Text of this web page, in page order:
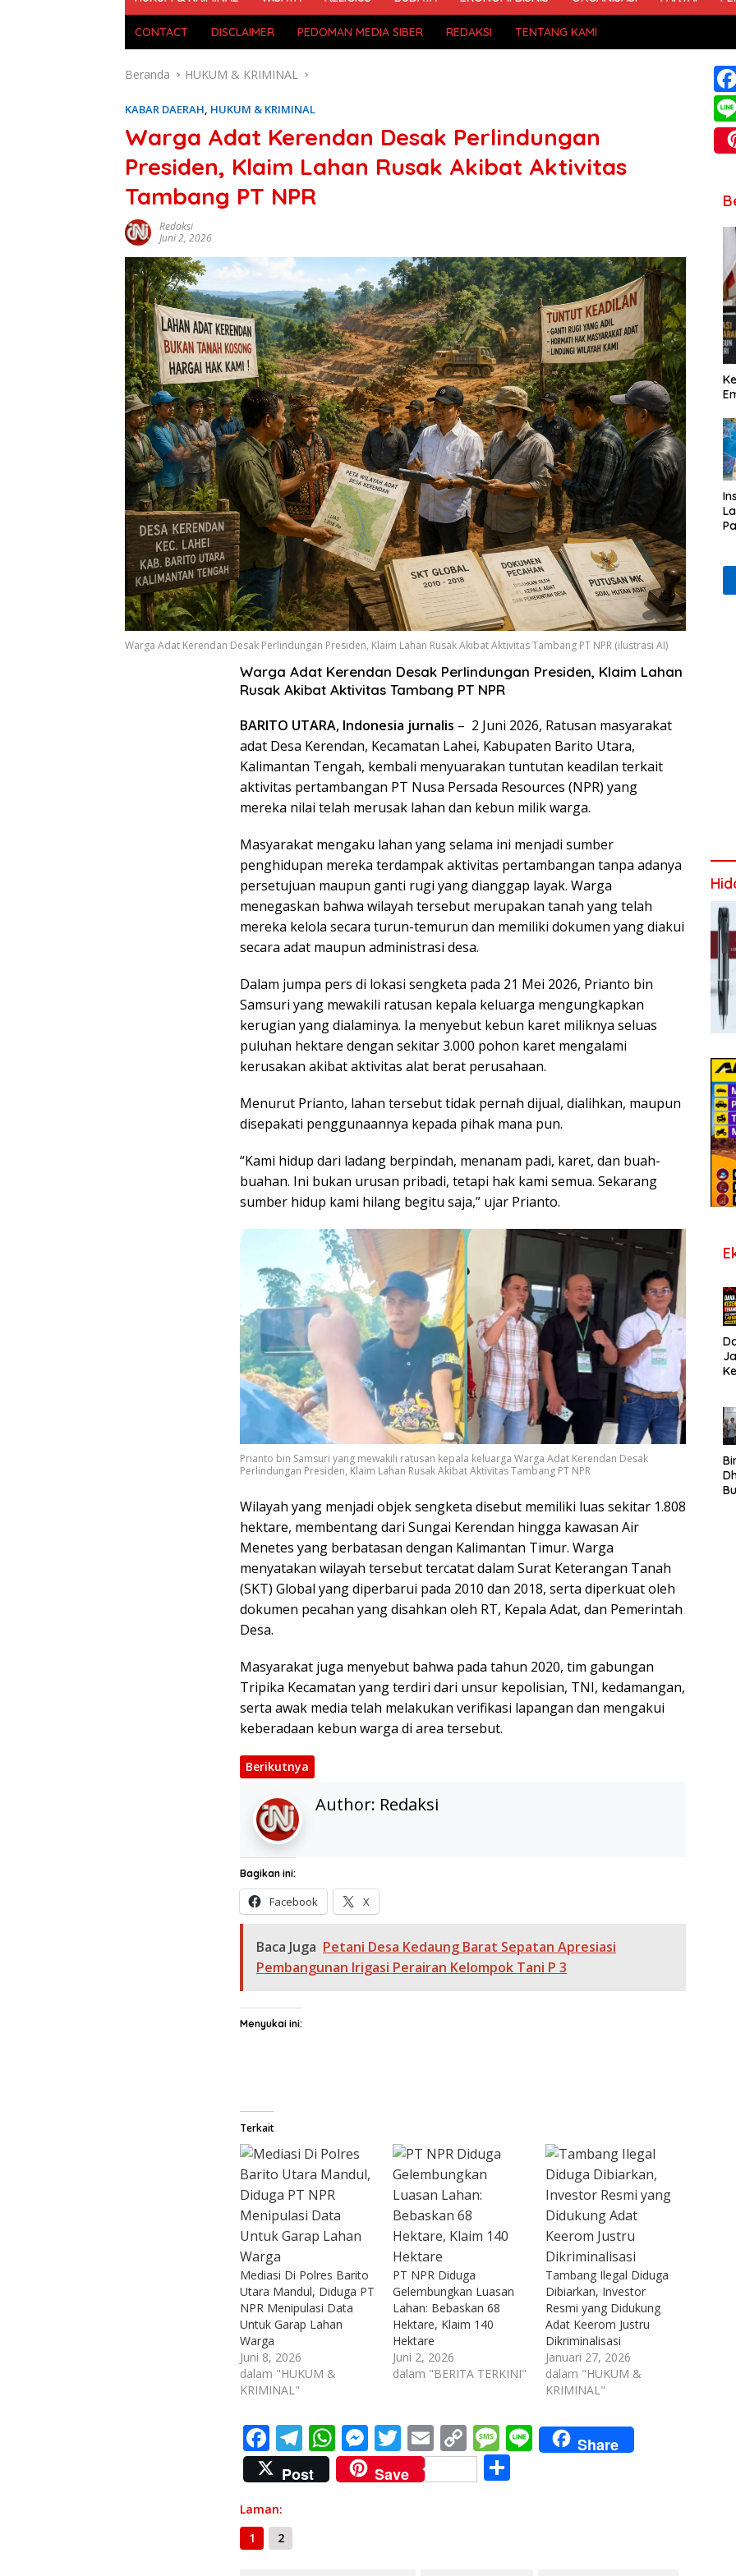
CONTACT DISCLAIMER PEDOMAN MEDIA SIBER REDAKSI TENTANG KAMI
Beranda HUKUM & KRIMINAL
KABAR DAERAH, HUKUM & KRIMINAL
Warga Adat Kerendan Desak Perlindungan
Presiden, Klaim Lahan Rusak Akibat Aktivitas
Tambang PT NPR
Redaksi
Juni 2, 2026
Warga Adat Kerendan Desak Perlindungan Presiden, Klaim Lahan Rusak Akibat Aktivitas Tambang PT NPR (ilustrasi AI)
Warga Adat Kerendan Desak Perlindungan Presiden, Klaim Lahan
Rusak Akibat Aktivitas Tambang PT NPR
BARITO UTARA, Indonesia jurnalis – 2 Juni 2026, Ratusan masyarakat
adat Desa Kerendan, Kecamatan Lahei, Kabupaten Barito Utara,
Kalimantan Tengah, kembali menyuarakan tuntutan keadilan terkait
aktivitas pertambangan PT Nusa Persada Resources (NPR) yang
mereka nilai telah merusak lahan dan kebun milik warga.
Masyarakat mengaku lahan yang selama ini menjadi sumber
penghidupan mereka terdampak aktivitas pertambangan tanpa adanya
persetujuan maupun ganti rugi yang dianggap layak. Warga
menegaskan bahwa wilayah tersebut merupakan tanah yang telah
mereka kelola secara turun-temurun dan memiliki dokumen yang diakui
secara adat maupun administrasi desa.
Dalam jumpa pers di lokasi sengketa pada 21 Mei 2026, Prianto bin
Samsuri yang mewakili ratusan kepala keluarga mengungkapkan
kerugian yang dialaminya. Ia menyebut kebun karet miliknya seluas
puluhan hektare dengan sekitar 3.000 pohon karet mengalami
kerusakan akibat aktivitas alat berat perusahaan.
Menurut Prianto, lahan tersebut tidak pernah dijual, dialihkan, maupun
disepakati penggunaannya kepada pihak mana pun.
“Kami hidup dari ladang berpindah, menanam padi, karet, dan buah-
buahan. Ini bukan urusan pribadi, tetapi hak kami semua. Sekarang
sumber hidup kami hilang begitu saja,” ujar Prianto.
Prianto bin Samsuri yang mewakili ratusan kepala keluarga Warga Adat Kerendan Desak
Perlindungan Presiden, Klaim Lahan Rusak Akibat Aktivitas Tambang PT NPR
Wilayah yang menjadi objek sengketa disebut memiliki luas sekitar 1.808
hektare, membentang dari Sungai Kerendan hingga kawasan Air
Menetes yang berbatasan dengan Kalimantan Timur. Warga
menyatakan wilayah tersebut tercatat dalam Surat Keterangan Tanah
(SKT) Global yang diperbarui pada 2010 dan 2018, serta diperkuat oleh
dokumen pecahan yang disahkan oleh RT, Kepala Adat, dan Pemerintah
Desa.
Masyarakat juga menyebut bahwa pada tahun 2020, tim gabungan
Tripika Kecamatan yang terdiri dari unsur kepolisian, TNI, kedamangan,
serta awak media telah melakukan verifikasi lapangan dan mengakui
keberadaan kebun warga di area tersebut.
Berikutnya
Author: Redaksi
Bagikan ini:
Facebook X
Baca Juga Petani Desa Kedaung Barat Sepatan Apresiasi
Pembangunan Irigasi Perairan Kelompok Tani P 3
Menyukai ini:
Terkait
Mediasi Di Polres Barito
Utara Mandul, Diduga PT
NPR Menipulasi Data
Untuk Garap Lahan
Warga
Juni 8, 2026
dalam "HUKUM &
KRIMINAL"
PT NPR Diduga
Gelembungkan Luasan
Lahan: Bebaskan 68
Hektare, Klaim 140
Hektare
Juni 2, 2026
dalam "BERITA TERKINI"
Tambang Ilegal Diduga
Dibiarkan, Investor
Resmi yang Didukung
Adat Keerom Justru
Dikriminalisasi
Januari 27, 2026
dalam "HUKUM &
KRIMINAL"
F
ac
e
b
o
T
el
e
W
h
at
M
e
ss
T
w
itt
E
m
ai
C
o
p
M
e
ss
Li
n
Share
Post
Save
Laman:
1
2